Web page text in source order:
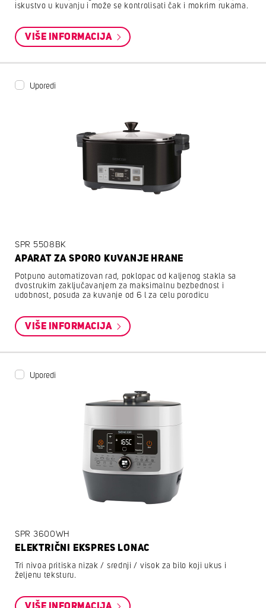
iskustvo u kuvanju i može se kontrolisati čak i mokrim rukama.
VIŠE INFORMACIJA
Uporedi
SPR 5508BK
APARAT ZA SPORO KUVANJE HRANE
Potpuno automatizovan rad, poklopac od kaljenog stakla sa
dvostrukim zaključavanjem za maksimalnu bezbednost i
udobnost, posuda za kuvanje od 6 l za celu porodicu
VIŠE INFORMACIJA
Uporedi
SPR 3600WH
ELEKTRIČNI EKSPRES LONAC
Tri nivoa pritiska nizak / srednji / visok za bilo koji ukus i
željenu teksturu.
VIŠE INFORMACIJA